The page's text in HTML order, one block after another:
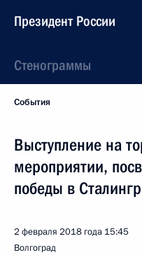
Президент России
Стенограммы
События
Выступление на
мероприятии,
победы в
2 февраля 2018 года 15:45
Волгоград